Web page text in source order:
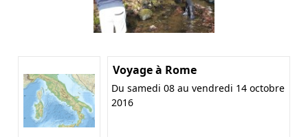
Voyage à Rome
Du samedi 08 au vendredi 14 octobre
2016